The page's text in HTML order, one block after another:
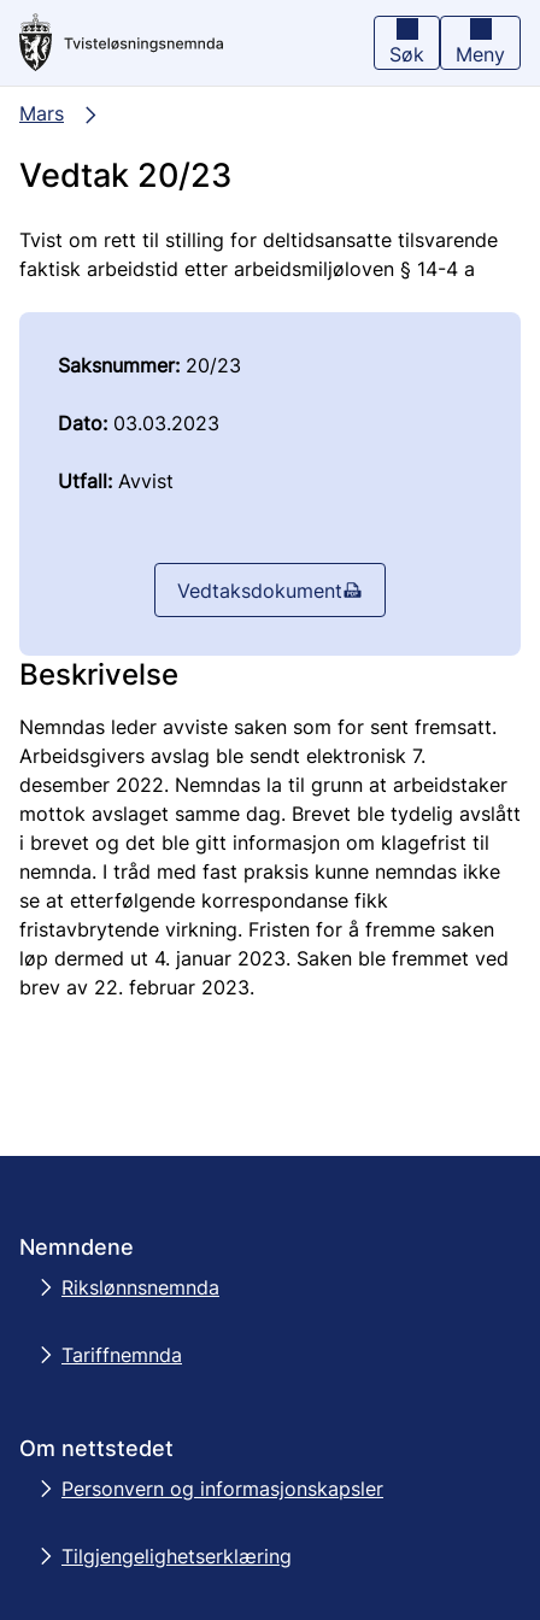
Hopp
hovedinnhold
Søk Meny
Mars
Vedtak 20/23
Tvist om rett til stilling for deltidsansatte tilsvarende
faktisk arbeidstid etter arbeidsmiljøloven § 14-4 a
Saksnummer: 20/23
Dato: 03.03.2023
Utfall: Avvist
Vedtaksdokument
Beskrivelse
Nemndas leder avviste saken som for sent fremsatt.
Arbeidsgivers avslag ble sendt elektronisk 7.
desember 2022. Nemndas la til grunn at arbeidstaker
mottok avslaget samme dag. Brevet ble tydelig avslått
i brevet og det ble gitt informasjon om klagefrist til
nemnda. I tråd med fast praksis kunne nemndas ikke
se at etterfølgende korrespondanse fikk
fristavbrytende virkning. Fristen for å fremme saken
løp dermed ut 4. januar 2023. Saken ble fremmet ved
brev av 22. februar 2023.
Nemndene
Rikslønnsnemnda
Tariffnemnda
Om nettstedet
Personvern og informasjonskapsler
Tilgjengelighetserklæring